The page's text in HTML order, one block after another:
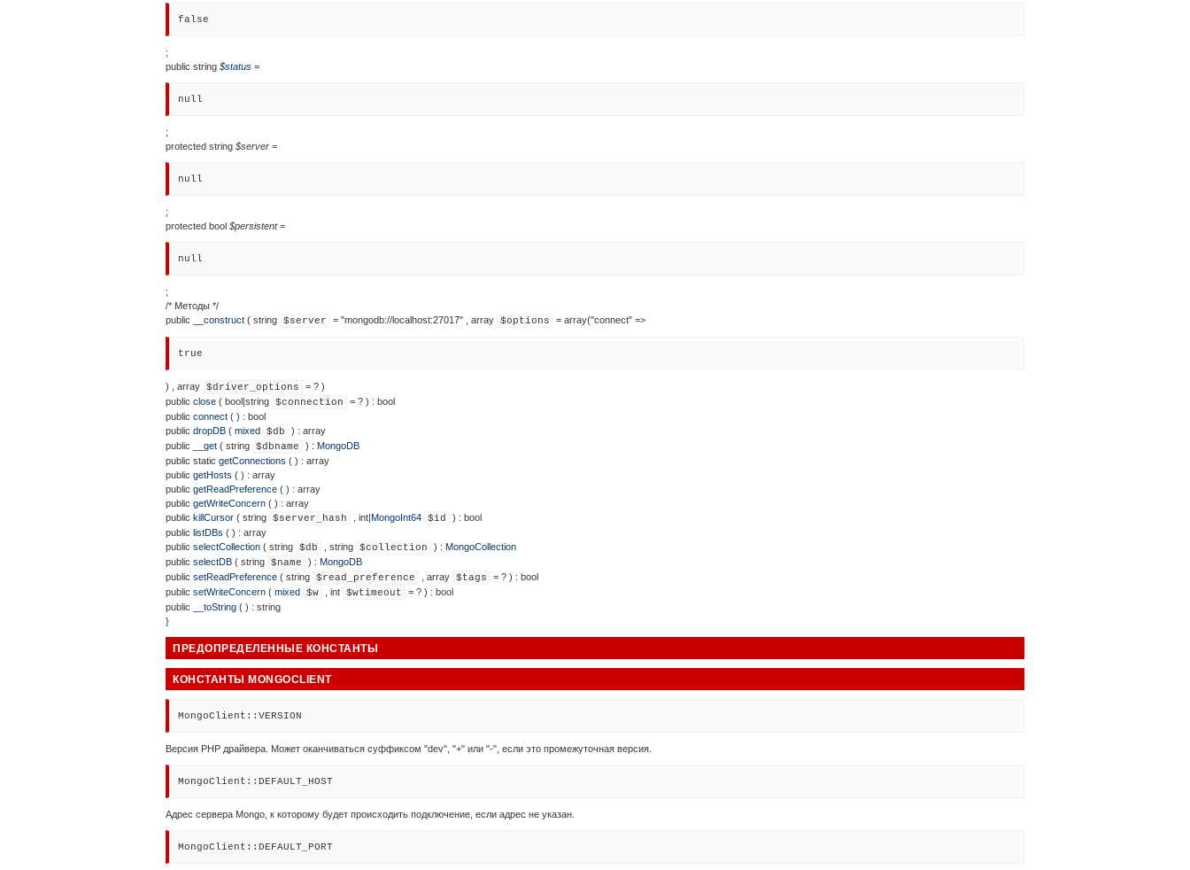
false
;
public string $status =
null
;
protected string $server =
null
;
protected bool $persistent =
null
;
/* Методы */
public
__construct ( string $server = "mongodb://localhost:27017" array $options = array("connect" =>
true
) array $driver_options = ? )
public close ( bool|string $connection = ? ) : bool
public connect ( ) : bool
public dropDB ( mixed $db ) : array
public
__get ( string $dbname ) : MongoDB
public static getConnections ( ) : array
public getHosts ( ) : array
public getReadPreference ( ) : array
public getWriteConcern ( ) : array
public killCursor ( string $server_hash int|MongoInt64 $id ) : bool
public listDBs ( ) : array
public selectCollection ( string $db string $collection ) : MongoCollection
public selectDB ( string $name ) : MongoDB
public setReadPreference ( string $read_preference array $tags = ? ) : bool
public setWriteConcern ( mixed $w int $wtimeout = ? ) : bool
public
__toString ( ) : string
}
ПРЕДОПРЕДЕЛЕННЫЕ КОНСТАНТЫ
КОНСТАНТЫ MONGOCLIENT
MongoClient::VERSION
Версия PHP драйвера. Может оканчиваться суффиксом "dev", "+" или "-", если это промежуточная версия.
MongoClient::DEFAULT_HOST
Адрес сервера Mongo, к которому будет происходить подключение, если адрес не указан.
MongoClient::DEFAULT_PORT